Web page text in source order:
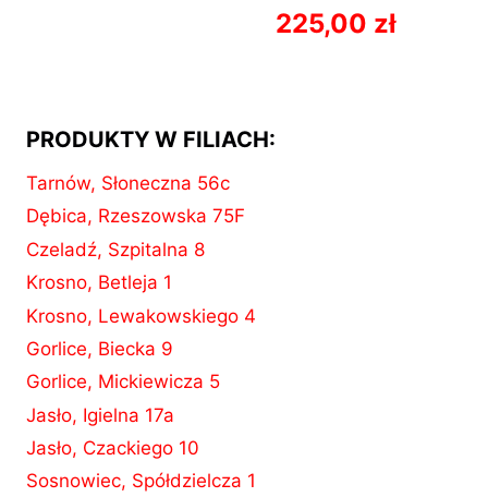
cena
225,00 zł
PRODUKTY W FILIACH:
Tarnów, Słoneczna 56c
Dębica, Rzeszowska 75F
Czeladź, Szpitalna 8
Krosno, Betleja 1
Krosno, Lewakowskiego 4
Gorlice, Biecka 9
Gorlice, Mickiewicza 5
Jasło, Igielna 17a
Jasło, Czackiego 10
Sosnowiec, Spółdzielcza 1